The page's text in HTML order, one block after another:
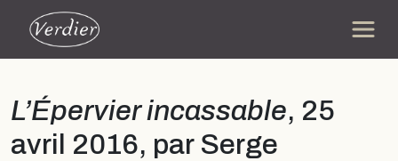
L’Épervier incassable, 25
avril 2016, par Serge